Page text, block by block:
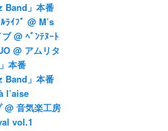
Band」本番
ﾗｲﾌﾞ @ M’s
@ ﾍﾞﾝﾃﾇｰﾄ
@ アムリタ
本番
Band」本番
l’aise
@ 音気楽工房
vol.1